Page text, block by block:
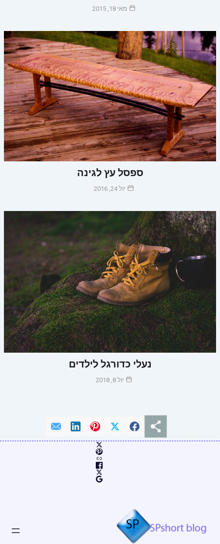
מאי 18, 2015
ספסל עץ לגינה
יול 24, 2016
נעלי כדורגל לילדים
יול 8, 2018